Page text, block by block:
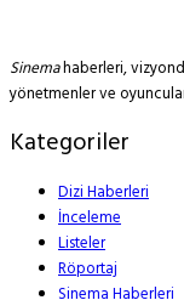
Sinemahaberleri,
yönetmenler ve
Kategoriler
Dizi Haberleri
İnceleme
Listeler
Röportaj
Sinema Haberleri